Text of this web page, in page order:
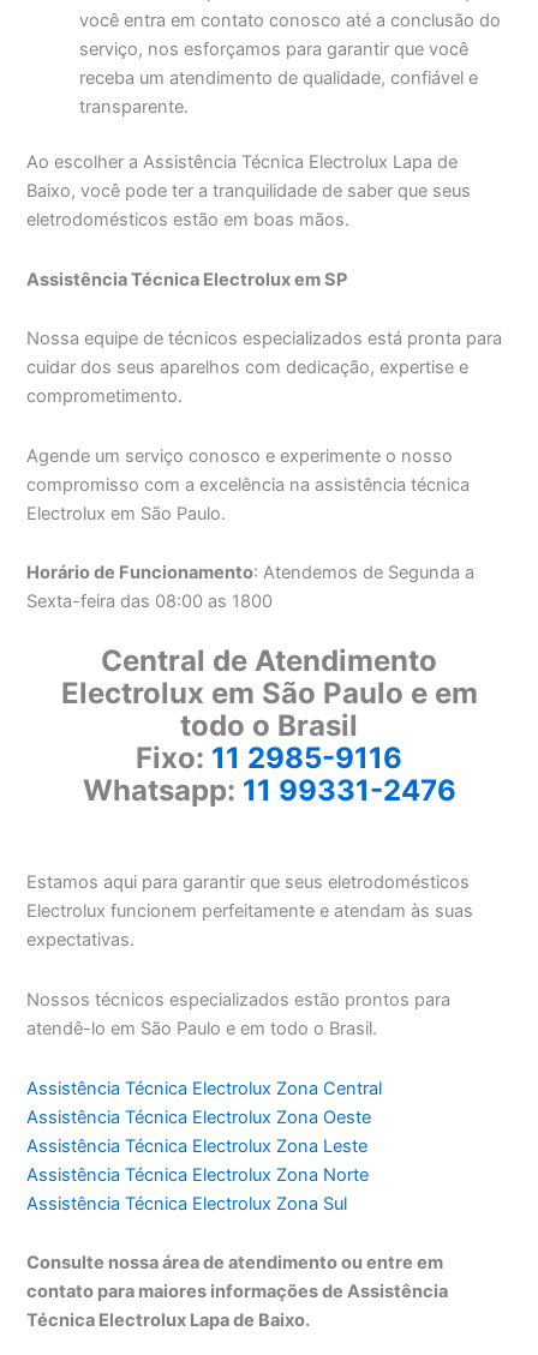
você entra em contato conosco até a conclusão do
serviço, nos esforçamos para garantir que você
receba um atendimento de qualidade, confiável e
transparente.
Ao escolher a Assistência Técnica Electrolux Lapa de
Baixo, você pode ter a tranquilidade de saber que seus
eletrodomésticos estão em boas mãos.
Assistência Técnica Electrolux em SP
Nossa equipe de técnicos especializados está pronta para
cuidar dos seus aparelhos com dedicação, expertise e
comprometimento.
Agende um serviço conosco e experimente o nosso
compromisso com a excelência na assistência técnica
Electrolux em São Paulo.
Horário de Funcionamento: Atendemos de Segunda a
Sexta-feira das 08:00 as 1800
Central de Atendimento
Electrolux em São Paulo e em
todo o Brasil
Fixo: 11 2985-9116
Whatsapp: 11 99331-2476
Estamos aqui para garantir que seus eletrodomésticos
Electrolux funcionem perfeitamente e atendam às suas
expectativas.
Nossos técnicos especializados estão prontos para
atendê-lo em São Paulo e em todo o Brasil.
Assistência Técnica Electrolux Zona Central
Assistência Técnica Electrolux Zona Oeste
Assistência Técnica Electrolux Zona Leste
Assistência Técnica Electrolux Zona Norte
Assistência Técnica Electrolux Zona Sul
Consulte nossa área de atendimento ou entre em
contato para maiores informações de Assistência
Técnica Electrolux Lapa de Baixo.